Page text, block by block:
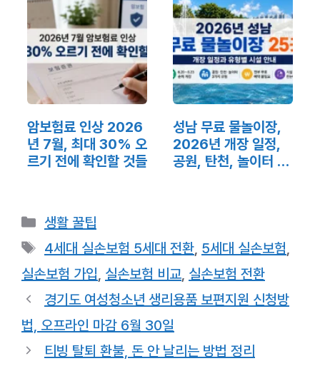
암보험료 인상 2026
년 7월, 최대 30% 오
르기 전에 확인할 것들
성남 무료 물놀이장,
2026년 개장 일정,
공원, 탄천, 놀이터 기
카
테
리
생활 꿀팁
태
그
4세대 실손보험 5세대 전환, 5세대 실손보험,
실손보험 가입, 실손보험 비교, 실손보험 전환
경기도 여성청소년 생리용품 보편지원 신청방
법, 오프라인 마감 6월 30일
티빙 탈퇴 환불, 돈 안 날리는 방법 정리